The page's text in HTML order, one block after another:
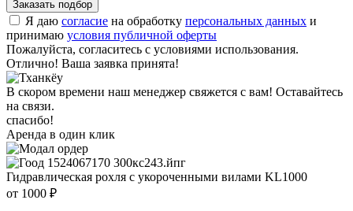
Я даю согласие на обработку персональных данных и
принимаю условия публичной оферты
Пожалуйста, согласитесь с условиями использования.
Отлично! Ваша заявка принята!
В скором времени наш менеджер свяжется с вам! Оставайтесь
на связи.
спасибо!
Аренда в один клик
Гидравлическая рохля с укороченными вилами KL1000
от 1000 ₽